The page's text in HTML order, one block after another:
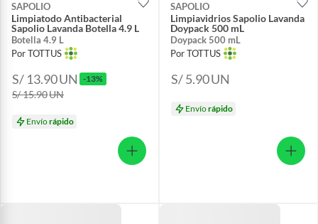
SAPOLIO
Limpiatodo Antibacterial
Sapolio Lavanda Botella 4.9 L
Botella 4.9 L
Por TOTTUS
S/ 13.90UN -13%
S/ 15.90UN
Envíorápido
SAPOLIO
Limpiavidrios Sapolio Lavanda
Doypack 500 mL
Doypack 500 mL
Por TOTTUS
S/ 5.90UN
Envíorápido